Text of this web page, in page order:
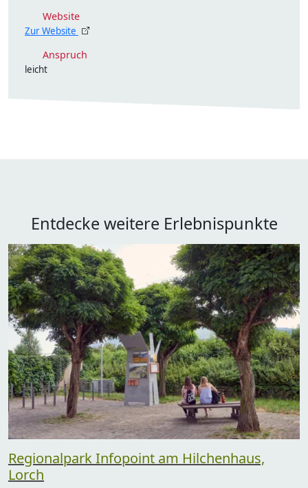
Website
Zur Website
Anspruch
leicht
Entdecke weitere Erlebnispunkte
Regionalpark Infopoint am Hilchenhaus,
Lorch